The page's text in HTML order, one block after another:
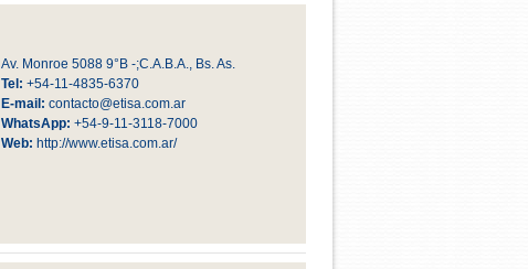
Av. Monroe 5088 9°B -;C.A.B.A., Bs. As.
Tel: +54-11-4835-6370
E-mail: contacto@etisa.com.ar
WhatsApp: +54-9-11-3118-7000
Web: http://www.etisa.com.ar/